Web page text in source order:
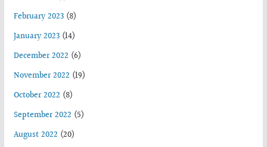
February 2023(8)
January 2023(14)
December 2022 (6)
November 2022 (19)
October 2022 (8)
September 2022 (5)
August 2022 (20)